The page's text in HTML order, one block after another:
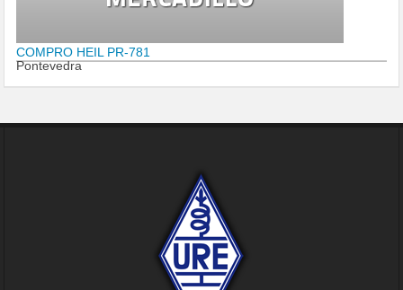
COMPRO HEIL PR-781
Pontevedra